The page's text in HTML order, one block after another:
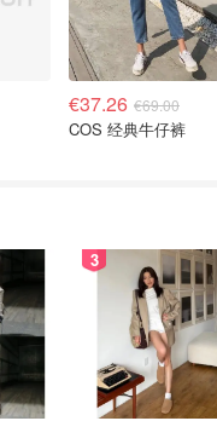
€37.26 €69.00
COS 经典牛仔裤
3